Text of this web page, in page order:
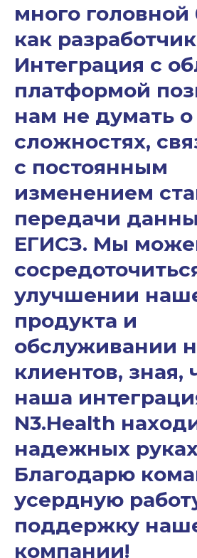
много головной
как
Интеграция с
платформой
нам не думать
сложностях,
с постоянным
изменением
передачи
ЕГИСЗ. Мы
улучшении
продукта и
обслуживании
клиентов, зная,
наша
N3.Health
надежных
Благодарю
усердную
поддержку
компании!